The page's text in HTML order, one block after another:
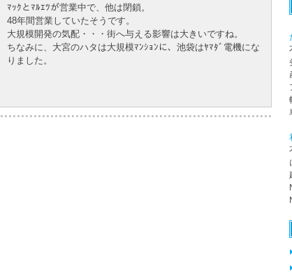
ﾏｯｸとﾏﾙｴﾂが営業中で、他は閉鎖。
48年間営業していたそうです。
大規模開発の気配・・・街へ与える影響は大きいですね。
ちなみに、大宮のハタは大規模ﾏﾝｼｮﾝに、池袋はﾔﾏﾀﾞ電機にな
りました。